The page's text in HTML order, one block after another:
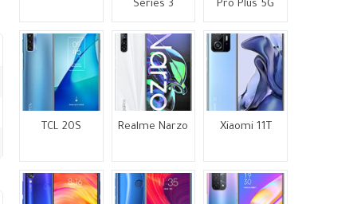
Series 3 Pro Plus 5G
TCL 20S Realme Narzo Xiaomi 11T